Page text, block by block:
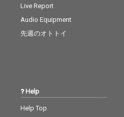
Live Report
Audio Equipment
先週のオトトイ
Help
Help Top